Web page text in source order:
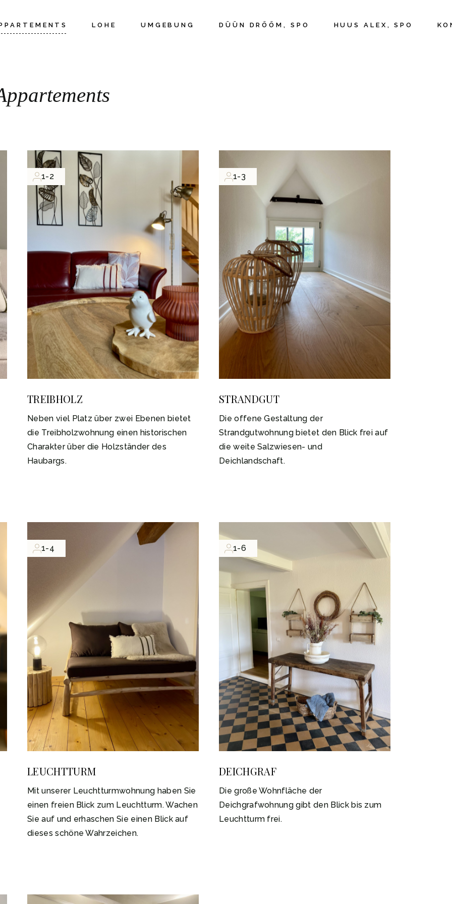
LOHE UMGEBUNG DÜÜN DRÖÖM, SPO HUUS ALEX, SPO
1-2
TREIBHOLZ
Neben viel Platz über zwei Ebenen bietet
die Treibholzwohnung einen historischen
Charakter über die Holzständer des
Haubargs.
1-3
STRANDGUT
Die offene Gestaltung der
Strandgutwohnung bietet den Blick frei auf
die weite Salzwiesen- und
Deichlandschaft.
1-4
LEUCHTTURM
Mit unserer Leuchtturmwohnung haben Sie
einen freien Blick zum Leuchtturm. Wachen
Sie auf und erhaschen Sie einen Blick auf
dieses schöne Wahrzeichen.
1-6
DEICHGRAF
Die große Wohnfläche der
Deichgrafwohnung gibt den Blick bis zum
Leuchtturm frei.